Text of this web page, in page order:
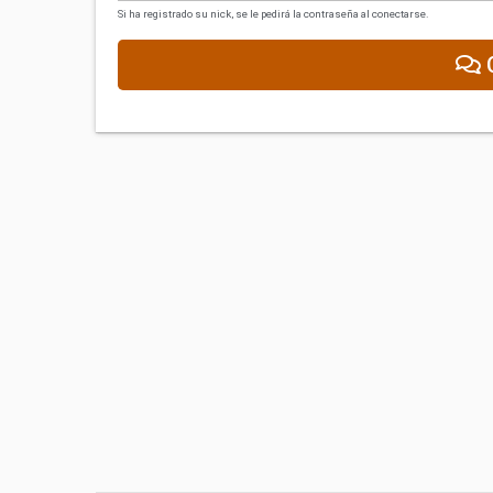
Si ha registrado su nick, se le pedirá la contraseña al conectarse.